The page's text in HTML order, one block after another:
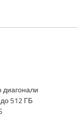
диагонали
512 ГБ